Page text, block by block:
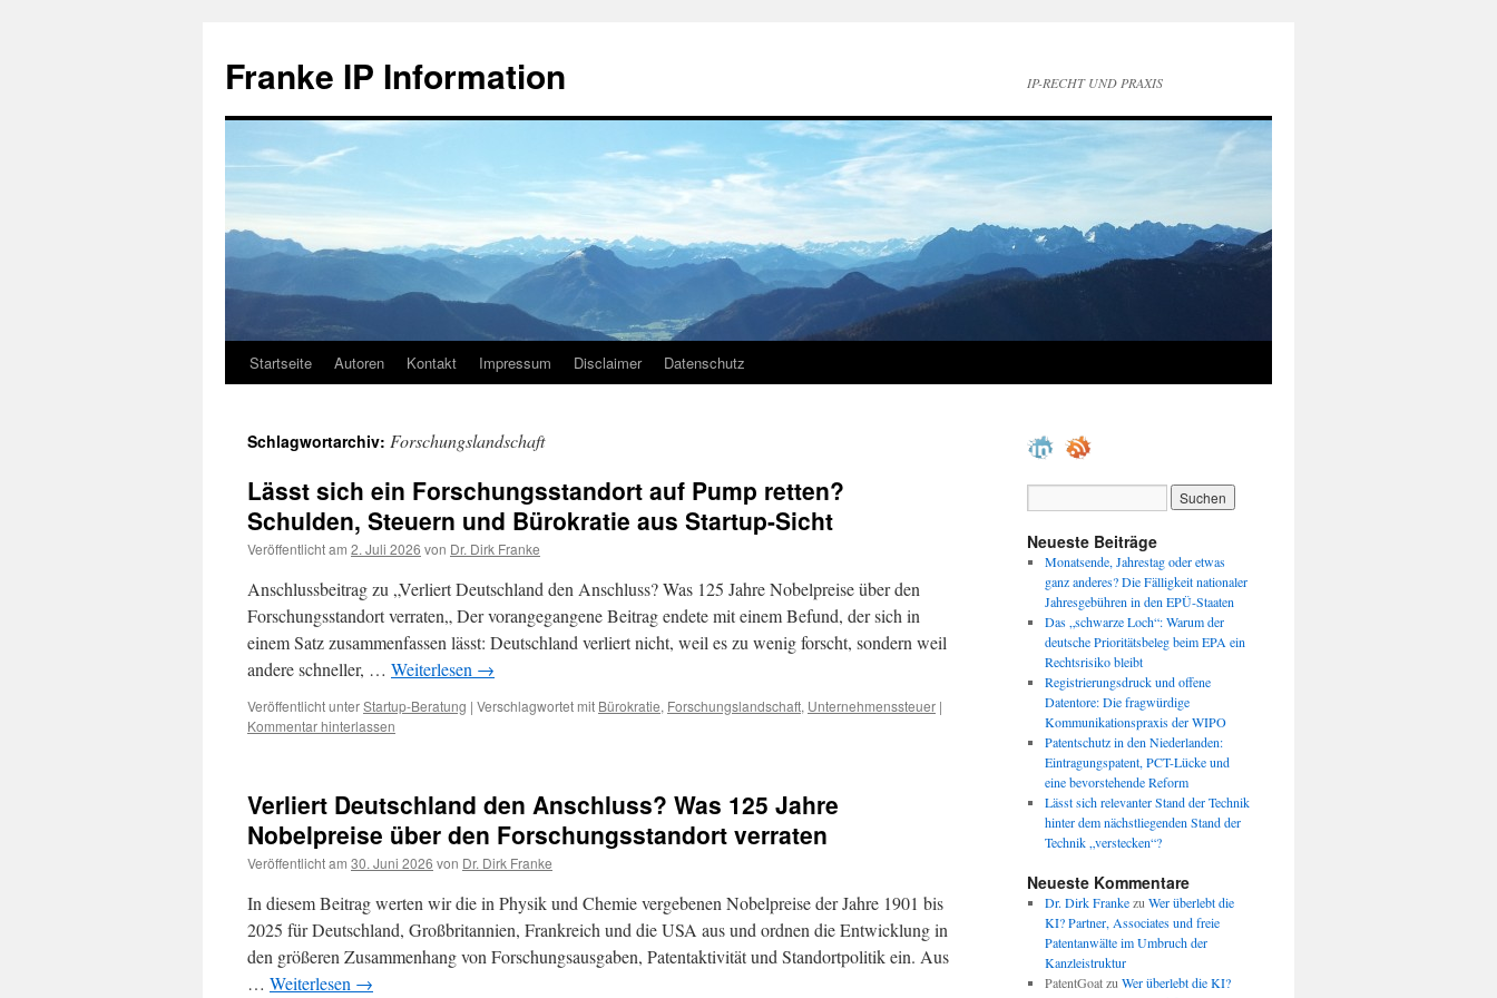
springen
Franke IP Information IP-RECHT UND PRAXIS
Startseite Autoren Kontakt Impressum Disclaimer Datenschutz
Schlagwortarchiv: Forschungslandschaft
Lässt sich ein Forschungsstandort auf Pump retten?
Schulden, Steuern und Bürokratie aus Startup-Sicht
Veröffentlicht am 2. Juli 2026 von Dr. Dirk Franke
Anschlussbeitrag zu „Verliert Deutschland den Anschluss? Was 125 Jahre Nobelpreise über den
Forschungsstandort verraten„ Der vorangegangene Beitrag endete mit einem Befund, der sich in
einem Satz zusammenfassen lässt: Deutschland verliert nicht, weil es zu wenig forscht, sondern weil
andere schneller, … Weiterlesen →
Veröffentlicht unterStartup-Beratung | Verschlagwortet mit Bürokratie, Forschungslandschaft, Unternehmenssteuer |
Kommentar hinterlassen
Verliert Deutschland den Anschluss? Was 125 Jahre
Nobelpreise über den Forschungsstandort verraten
Veröffentlicht am 30. Juni 2026 von Dr. Dirk Franke
In diesem Beitrag werten wir die in Physik und Chemie vergebenen Nobelpreise der Jahre 1901 bis
2025 für Deutschland, Großbritannien, Frankreich und die USA aus und ordnen die Entwicklung in
den größeren Zusammenhang von Forschungsausgaben, Patentaktivität und Standortpolitik ein. Aus
… Weiterlesen →
Neueste Beiträge
Monatsende, Jahrestag oder etwas
ganz anderes? Die Fälligkeit nationaler
Jahresgebühren in den EPÜ-Staaten
Das „schwarze Loch“: Warum der
deutsche Prioritätsbeleg beim EPA ein
Rechtsrisiko bleibt
Registrierungsdruck und offene
Datentore: Die fragwürdige
Kommunikationspraxis der WIPO
Patentschutz in den Niederlanden:
Eintragungspatent, PCT-Lücke und
eine bevorstehende Reform
Lässt sich relevanter Stand der Technik
hinter dem nächstliegenden Stand der
Technik „verstecken“?
Neueste Kommentare
Dr. Dirk Frankezu Wer überlebt die
KI? Partner, Associates und freie
Patentanwälte im Umbruch der
Kanzleistruktur
PatentGoatzu Wer überlebt die KI?